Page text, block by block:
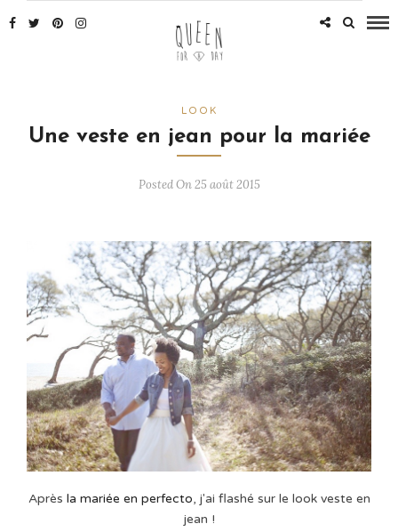
LOOK
Une veste en jean pour la mariée
Posted On 25 août 2015
Après la mariée en perfecto, j'ai flashé sur le look veste en
jean !